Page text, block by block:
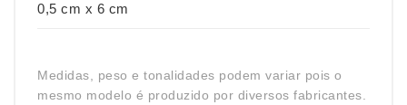
0,5 cm x 6 cm
Medidas, peso e tonalidades podem variar pois o
mesmo modelo é produzido por diversos fabricantes.